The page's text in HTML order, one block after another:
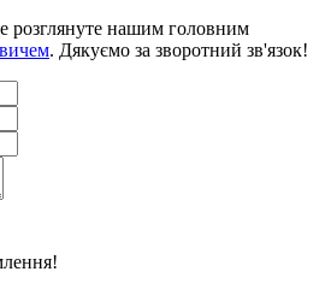
розглянуте нашим головним
. Дякуємо за зворотний зв'язок!